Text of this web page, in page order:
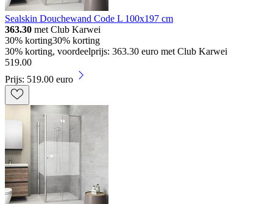
Sealskin Douchewand Code L 100x197 cm
363.30 met Club Karwei
30% korting30% korting
30% korting, voordeelprijs: 363.30 euro met Club Karwei
519.00
Prijs: 519.00 euro